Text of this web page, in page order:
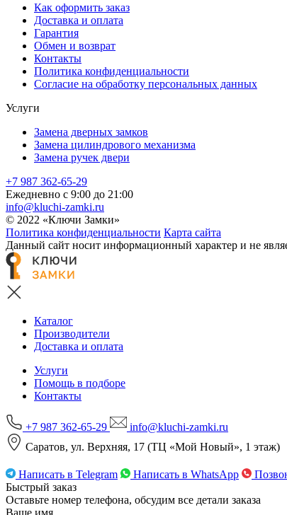
Как оформить заказ
Доставка и оплата
Гарантия
Обмен и возврат
Контакты
Политика конфиденциальности
Согласие на обработку персональных данных
Услуги
Замена дверных замков
Замена цилиндрового механизма
Замена ручек двери
+7 987 362-65-29
Ежедневно c 9:00 до 21:00
info@kluchi-zamki.ru
© 2022 «Ключи Замки»
Политика конфиденциальности Карта сайта
Данный сайт носит информационный характер и не
Каталог
Производители
Доставка и оплата
Услуги
Помощь в подборе
Контакты
+7 987 362-65-29
info@kluchi-zamki.ru
Саратов, ул. Верхняя, 17 (ТЦ «Мой Новый», 1 этаж)
Написать в Telegram Написать в WhatsApp
Быстрый заказ
Оставьте номер телефона, обсудим все детали заказа
Ваше имя